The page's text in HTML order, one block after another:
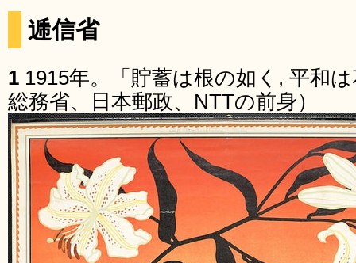
逓信省
1 1915年。「貯蓄は根の如く, 平和
総務省、日本郵政、NTTの前身）